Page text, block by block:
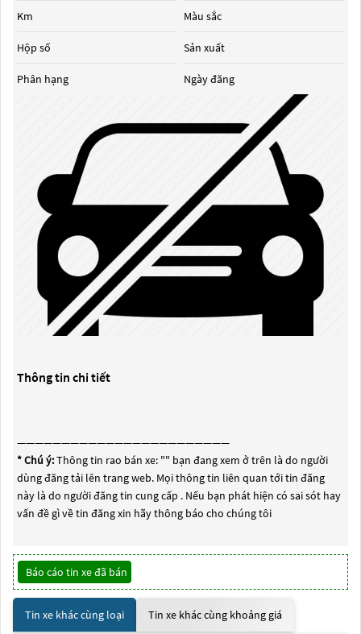
Km
Hộp số
Phân hạng
Màu sắc
Sản xuất
Ngày đăng
Thông tin chi tiết
————————————————————————
* Chú ý:Thông tin rao bán xe: "" bạn đang xem ở trên là do người
dùng đăng tải lên trang web. Mọi thông tin liên quan tới tin đăng
này là do người đăng tin cung cấp . Nếu bạn phát hiện có sai sót hay
vấn đề gì về tin đăng xin hãy thông báo cho chúng tôi
Báo cáo tin xe đã bán
Tin xe khác cùng loại Tin xe khác cùng khoảng giá